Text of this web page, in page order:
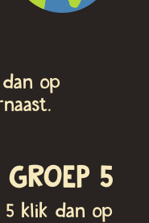
op
GROEP 5
klik dan op